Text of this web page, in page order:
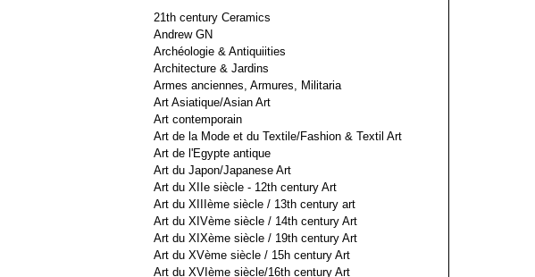
21th century Ceramics
Andrew GN
Archéologie & Antiquiities
Architecture & Jardins
Armes anciennes, Armures, Militaria
Art Asiatique/Asian Art
Art contemporain
Art de la Mode et du Textile/Fashion & Textil Art
Art de l'Egypte antique
Art du Japon/Japanese Art
Art du XIIe siècle - 12th century Art
Art du XIIIème siècle / 13th century art
Art du XIVème siècle / 14th century Art
Art du XIXème siècle / 19th century Art
Art du XVème siècle / 15h century Art
Art du XVIème siècle/16th century Art